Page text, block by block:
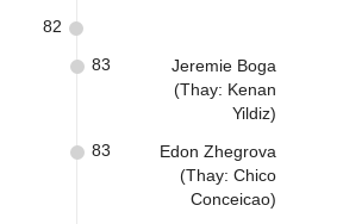
82
Jeremie Boga
(Thay: Kenan
Yildiz)
83
Edon Zhegrova
(Thay: Chico
Conceicao)
83